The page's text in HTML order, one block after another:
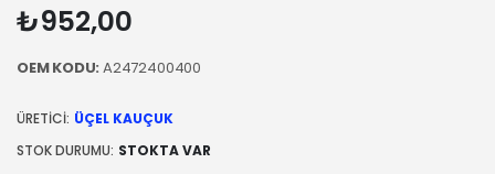
₺952,00
OEM KODU:A2472400400
ÜRETICI: ÜÇEL KAUÇUK
STOK DURUMU: STOKTA VAR